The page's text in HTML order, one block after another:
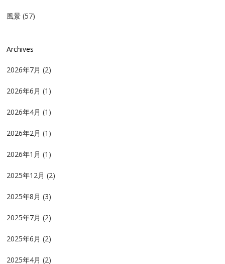
風景 (57)
Archives
2026年7月 (2)
2026年6月 (1)
2026年4月 (1)
2026年2月 (1)
2026年1月 (1)
2025年12月 (2)
2025年8月 (3)
2025年7月 (2)
2025年6月 (2)
2025年4月 (2)